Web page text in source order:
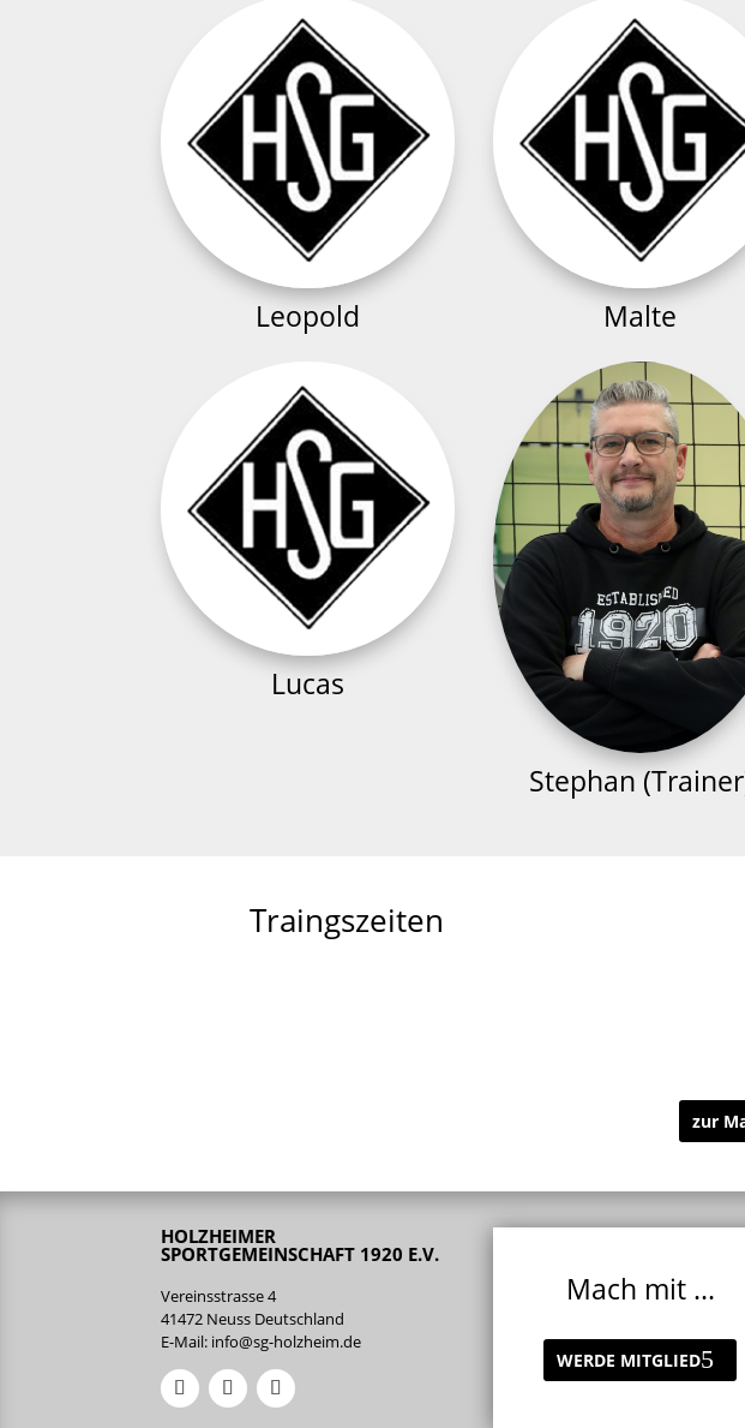
Leopold
Lucas
Malte
Stephan
Traingszeiten
zur
HOLZHEIMER
SPORTGEMEINSCHAFT 1920 E.V.
Vereinsstrasse 4
41472 Neuss Deutschland
E-Mail: info@sg-holzheim.de
Mach mit ...
WERDE MITGLIED